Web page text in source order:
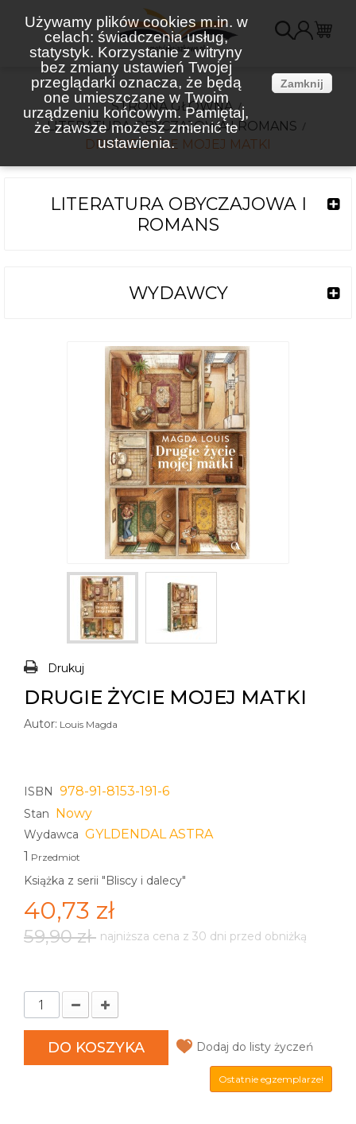
Używamy plików cookies m.in. w
celach: świadczenia usług,
statystyk. Korzystanie z witryny
bez zmiany ustawień Twojej
przeglądarki oznacza, że będą
one umieszczane w Twoim
urządzeniu końcowym. Pamiętaj,
że zawsze możesz zmienić te
ustawienia.
Zamknij
STRONA GŁÓWNA
LITERATURA OBYCZAJOWA I ROMANS
DRUGIE ŻYCIE MOJEJ MATKI
LITERATURA OBYCZAJOWA I
ROMANS
WYDAWCY
Drukuj
DRUGIE ŻYCIE MOJEJ MATKI
Autor: Louis Magda
ISBN 978-91-8153-191-6
Stan Nowy
Wydawca GYLDENDAL ASTRA
1 Przedmiot
Książka z serii "Bliscy i dalecy"
40,73 zł
59,90 zł najniższa cena z 30 dni przed obniżką
DO KOSZYKA Dodaj do listy życzeń
Ostatnie egzemplarze!